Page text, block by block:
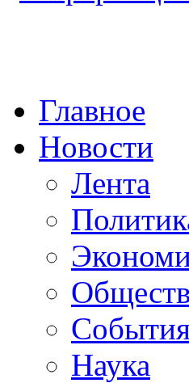
Главное
Новости
Лента
Наука